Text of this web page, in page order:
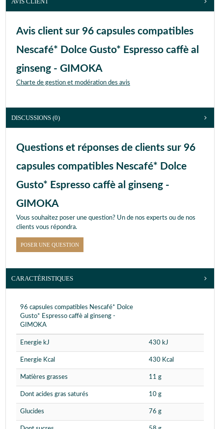
Avis client sur 96 capsules compatibles
Nescafé* Dolce Gusto* Espresso caffè al
ginseng - GIMOKA
Charte de gestion et modération des avis
DISCUSSIONS (0)
Questions et réponses de clients sur 96
capsules compatibles Nescafé* Dolce
Gusto* Espresso caffè al ginseng -
GIMOKA
Vous souhaitez poser une question? Un de nos experts ou de nos
clients vous répondra.
POSER UNE QUESTION
CARACTÉRISTIQUES
96 capsules compatibles Nescafé* Dolce
Gusto* Espresso caffè al ginseng -
GIMOKA
Energie kJ 430 kJ
Energie Kcal 430 Kcal
Matières grasses 11 g
Dont acides gras saturés 10 g
Glucides 76 g